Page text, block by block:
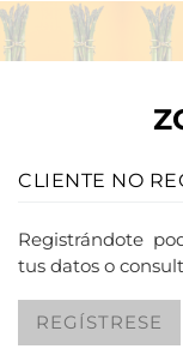
CLIENTE NO
Registrándote
tus datos o
REGÍSTRESE